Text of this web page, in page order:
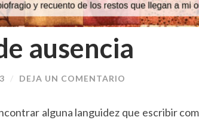
ausencia
/ DEJA UN COMENTARIO
alguna languidez que escribir